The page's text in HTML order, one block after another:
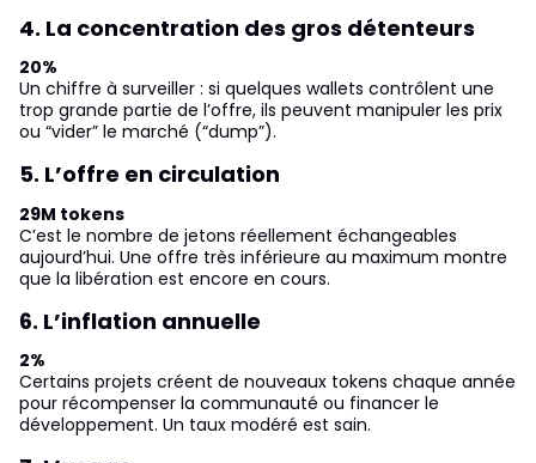
4. La concentration des gros détenteurs
20%
Un chiffre à surveiller : si quelques wallets contrôlent une
trop grande partie de l’offre, ils peuvent manipuler les prix
ou “vider” le marché (“dump”).
5. L’offre en circulation
29M tokens
C’est le nombre de jetons réellement échangeables
aujourd’hui. Une offre très inférieure au maximum montre
que la libération est encore en cours.
6. L’inflation annuelle
2%
Certains projets créent de nouveaux tokens chaque année
pour récompenser la communauté ou financer le
développement. Un taux modéré est sain.